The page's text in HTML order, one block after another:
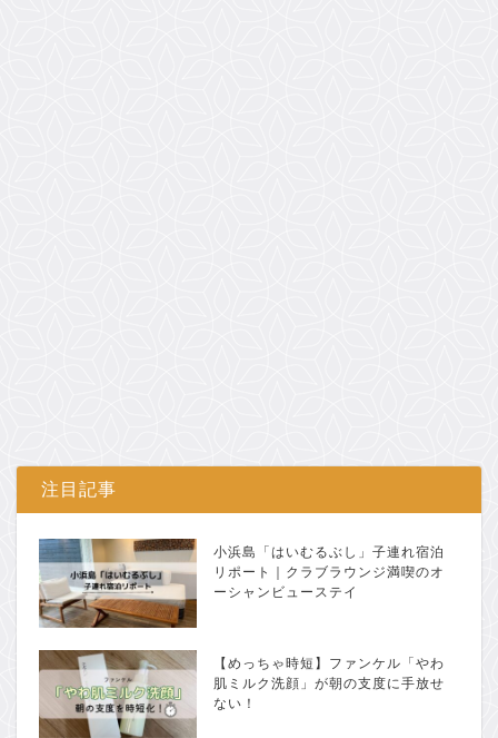
注目記事
小浜島「はいむるぶし」子連れ宿泊
リポート｜クラブラウンジ満喫のオ
ーシャンビューステイ
【めっちゃ時短】ファンケル「やわ
肌ミルク洗顔」が朝の支度に手放せ
ない！